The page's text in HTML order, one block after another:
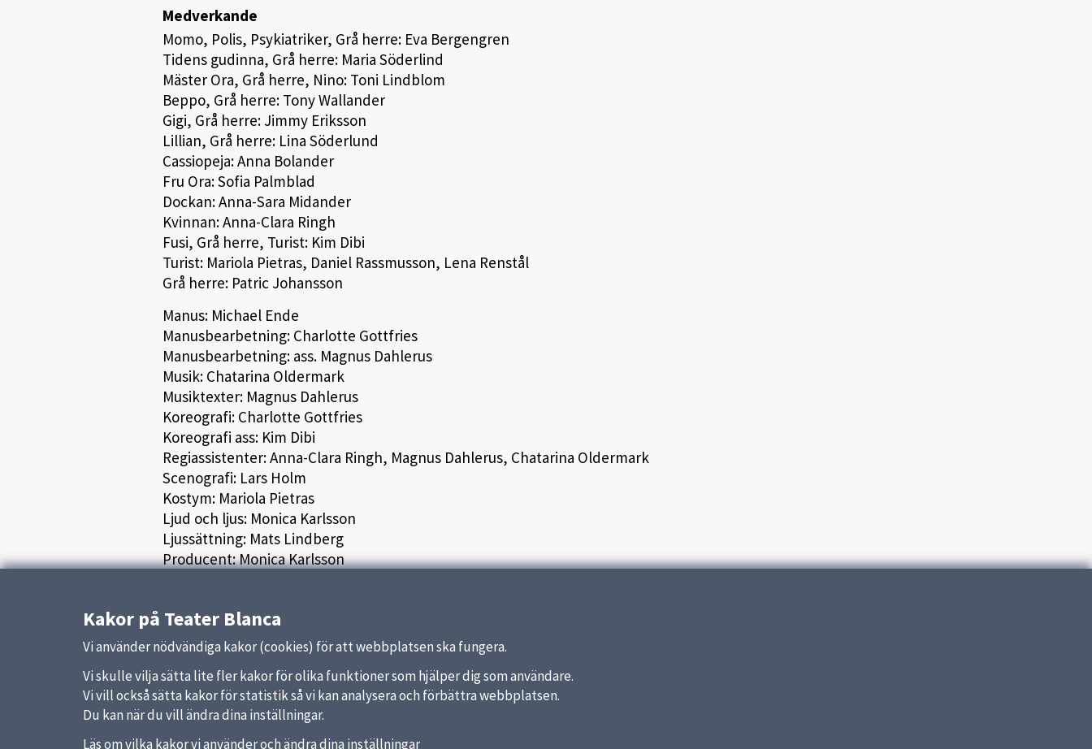
Medverkande
Momo, Polis, Psykiatriker, Grå herre: Eva Bergengren
Tidens gudinna, Grå herre: Maria Söderlind
Mäster Ora, Grå herre, Nino: Toni Lindblom
Beppo, Grå herre: Tony Wallander
Gigi, Grå herre: Jimmy Eriksson
Lillian, Grå herre: Lina Söderlund
Cassiopeja: Anna Bolander
Fru Ora: Sofia Palmblad
Dockan: Anna-Sara Midander
Kvinnan: Anna-Clara Ringh
Fusi, Grå herre, Turist: Kim Dibi
Turist: Mariola Pietras, Daniel Rassmusson, Lena Renstål
Grå herre: Patric Johansson
Manus: Michael Ende
Manusbearbetning: Charlotte Gottfries
Manusbearbetning: ass. Magnus Dahlerus
Musik: Chatarina Oldermark
Musiktexter: Magnus Dahlerus
Koreografi: Charlotte Gottfries
Koreografi ass: Kim Dibi
Regiassistenter: Anna-Clara Ringh, Magnus Dahlerus, Chatarina Oldermark
Scenografi: Lars Holm
Kostym: Mariola Pietras
Ljud och ljus: Monica Karlsson
Ljussättning: Mats Lindberg
Producent: Monica Karlsson
Uppdaterad:9 januari 2017
Kakor på Teater Blanca
Vi använder nödvändiga kakor (cookies) för att webbplatsen ska fungera.
Vi skulle vilja sätta lite fler kakor för olika funktioner som hjälper dig som användare.
Vi vill också sätta kakor för statistik så vi kan analysera och förbättra webbplatsen.
Du kan när du vill ändra dina inställningar.
Läs om vilka kakor vi använder och ändra dina inställningar